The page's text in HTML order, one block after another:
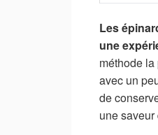
Les
une
méthode
avec un
de
une